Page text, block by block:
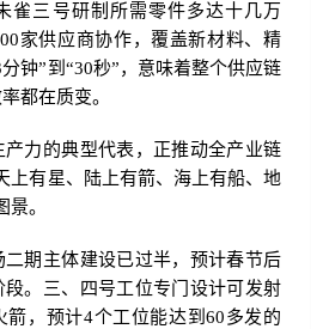
雀三号研制所需零件多达十几万
家供应商协作，覆盖新材料、精
钟”到“30秒”，意味着整个供应链
都在质变。
力的典型代表，正推动全产业链
上有星、陆上有箭、海上有船、地
。
期主体建设已过半，预计春节后
。三、四号工位专门设计可发射
箭，预计4个工位能达到60多发的